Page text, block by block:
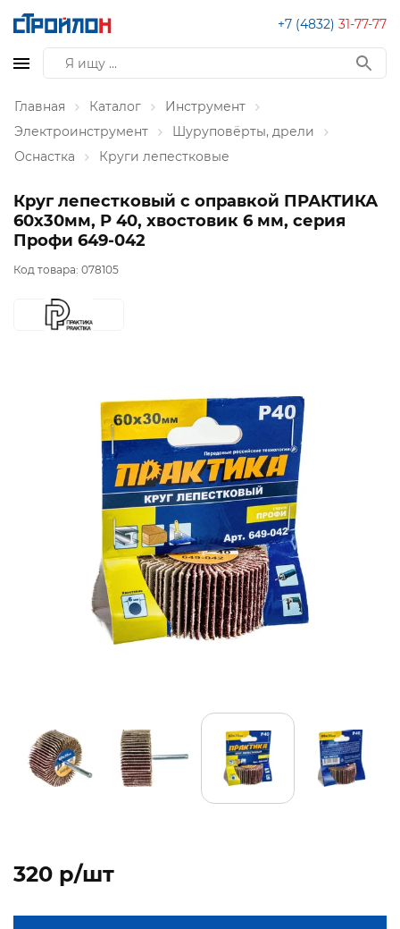
+7 (4832) 31-77-77
Главная Каталог
Инструмент
Электроинструмент
Шуруповёрты, дрели
Оснастка
Круги лепестковые
Круг лепестковый с оправкой ПРАКТИКА
60х30мм, P 40, хвостовик 6 мм, серия
Профи 649-042
Код товара: 078105
320 p/шт